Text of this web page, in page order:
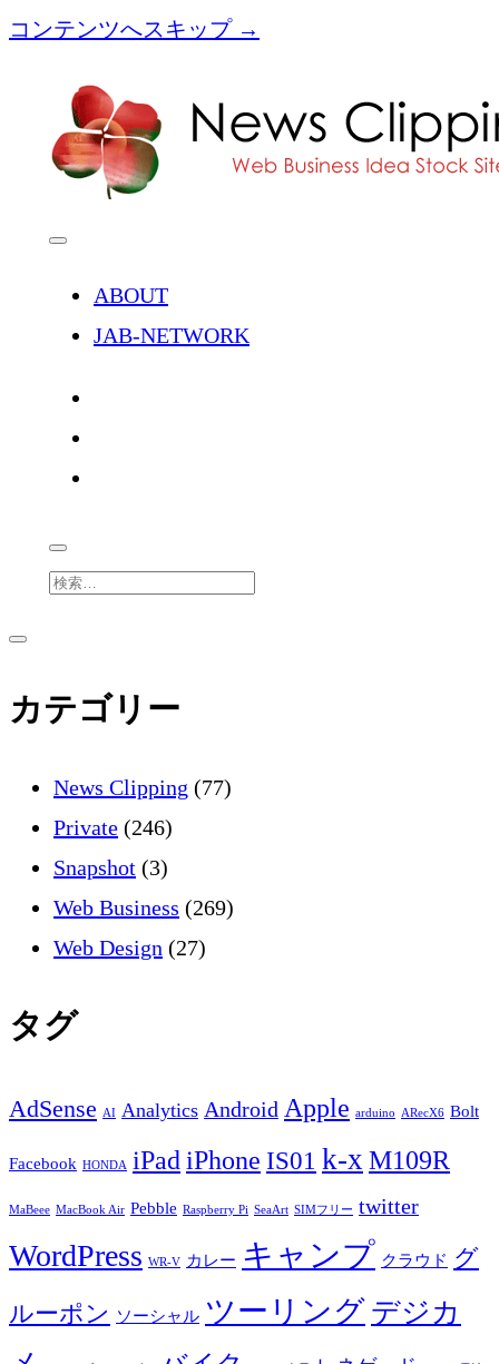
コンテンツへスキップ →
[NC]News
Clipping
メ
ABOUT
JAB-NETWORK
検
サ
イ
バ
ー
サ
バ
ー
カテゴリー
News Clipping (77)
Private (246)
Snapshot (3)
Web Business (269)
Web Design (27)
タグ
AdSense AI Analytics Android Apple arduino ARecX6 Bolt
Facebook HONDA iPad iPhone IS01 k-x M109R
MaBeee MacBook Air Pebble Raspberry Pi SeaArt SIMフリー twitter
WordPress WR-V カレー キャンプ クラウド グ
ルーポン ソーシャル ツーリング デジカ